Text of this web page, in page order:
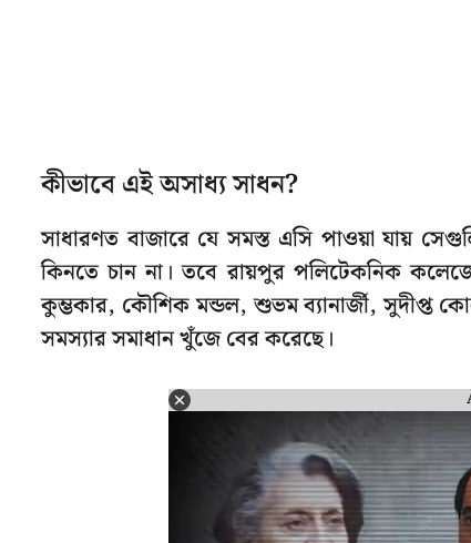
কীভাবে এই অসাধ্য সাধন?
সাধারণত বাজারে যে সমস্ত এসি পাওয়া যায়
কিনতে চান না। তবে রায়পুর পলিটেকনিক
কুম্ভকার, কৌশিক মন্ডল, শুভম ব্যানার্জী, সুদীপ্ত
সমস্যার সমাধান খুঁজে বের করেছে।